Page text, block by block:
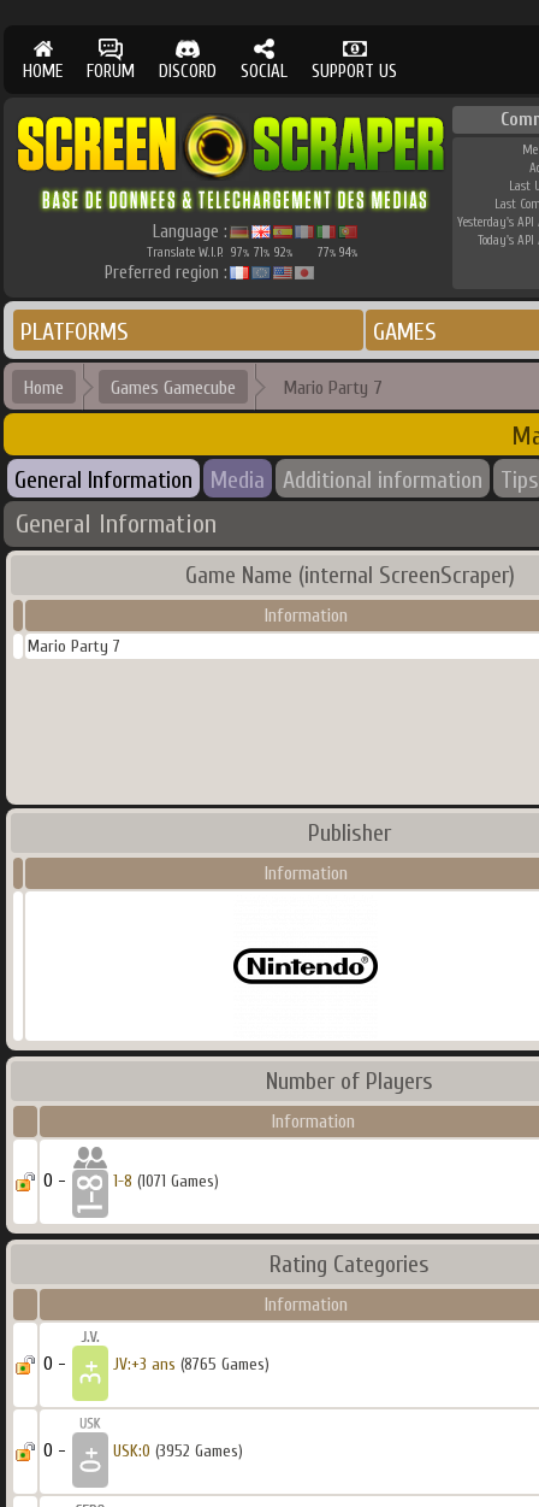
HOME FORUM DISCORD SOCIAL SUPPORT US
Language :
Translate W.I.P. 97% 71% 92% 77% 94%
Preferred region :
Last
Last
Yesterday's API
Today's API
PLATFORMS GAMES
Home Games Gamecube Mario Party 7
General Information Media Additional information Tips
General Information
Game Name (internal ScreenScraper)
Information
Mario Party 7
Publisher
Information
Number of Players
Information
0 - 1-8 (1071 Games)
Rating Categories
Information
0 - JV:+3 ans (8765 Games)
0 - USK:0 (3952 Games)